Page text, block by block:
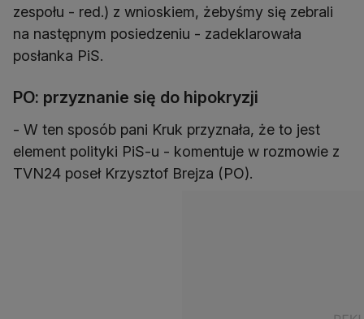
zespołu - red.) z wnioskiem, żebyśmy się zebrali
na następnym posiedzeniu - zadeklarowała
posłanka PiS.
PO: przyznanie się do hipokryzji
- W ten sposób pani Kruk przyznała, że to jest
element polityki PiS-u - komentuje w rozmowie z
TVN24 poseł Krzysztof Brejza (PO).